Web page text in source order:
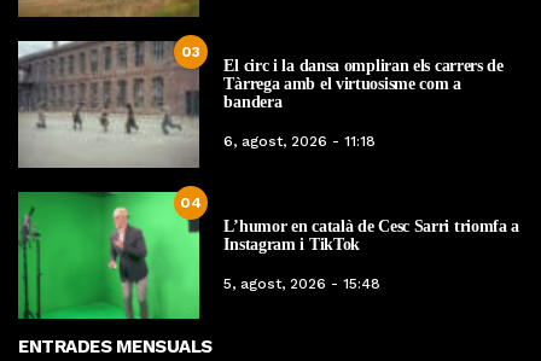
03
El circ i la dansa ompliran els carrers de
Tàrrega amb el virtuosisme com a
bandera
6, agost, 2026 - 11:18
04
L’humor en català de Cesc Sarri triomfa a
Instagram i TikTok
5, agost, 2026 - 15:48
ENTRADES MENSUALS